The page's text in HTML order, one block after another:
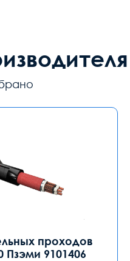
проходов
Пзэми 9101406